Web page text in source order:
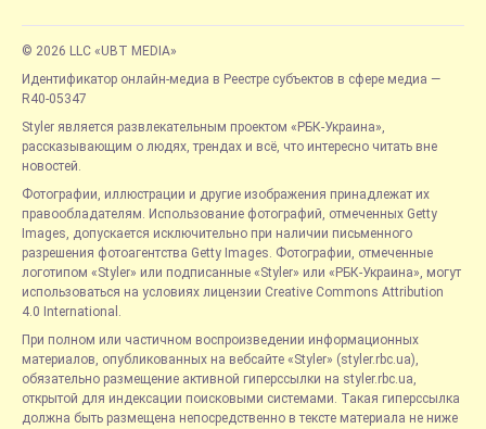
© 2026 LLC «UBT MEDIA»
Идентификатор онлайн-медиа в Реестре субъектов в сфере медиа —
R40-05347
Styler является развлекательным проектом «РБК-Украина»,
рассказывающим о людях, трендах и всё, что интересно читать вне
новостей.
Фотографии, иллюстрации и другие изображения принадлежат их
правообладателям. Использование фотографий, отмеченных Getty
Images, допускается исключительно при наличии письменного
разрешения фотоагентства Getty Images. Фотографии, отмеченные
логотипом «Styler» или подписанные «Styler» или «РБК-Украина», могут
использоваться на условиях лицензии Creative Commons Attribution
4.0 International.
При полном или частичном воспроизведении информационных
материалов, опубликованных на вебсайте «Styler» (styler.rbc.ua),
обязательно размещение активной гиперссылки на styler.rbc.ua,
открытой для индексации поисковыми системами. Такая гиперссылка
должна быть размещена непосредственно в тексте материала не ниже